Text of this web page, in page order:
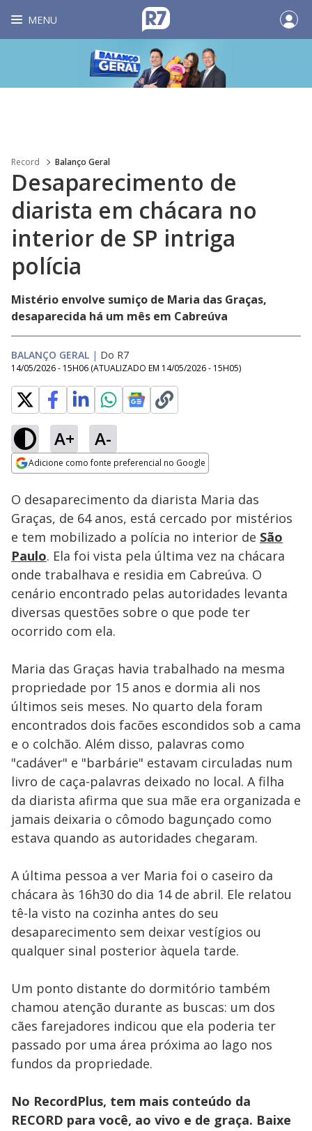
MENU
Record Balanço Geral
Desaparecimento de
diarista em chácara no
interior de SP intriga
polícia
Mistério envolve sumiço de Maria das Graças,
desaparecida há um mês em Cabreúva
BALANÇO GERAL | Do R7
14/05/2026 - 15H06 (ATUALIZADO EM 14/05/2026 - 15H05)
A+ A-
Adicione como fonte preferencial no Google
Músico transforma
dor em força para
criar a filha de um
ano após morte da
Ativar
Loaded :
16.52%
O desaparecimento da diarista Maria das
Graças, de 64 anos, está cercado por mistérios
e tem mobilizado a polícia no interior de São
Paulo. Ela foi vista pela última vez na chácara
onde trabalhava e residia em Cabreúva. O
cenário encontrado pelas autoridades levanta
diversas questões sobre o que pode ter
ocorrido com ela.
Maria das Graças havia trabalhado na mesma
propriedade por 15 anos e dormia ali nos
últimos seis meses. No quarto dela foram
encontrados dois facões escondidos sob a cama
e o colchão. Além disso, palavras como
"cadáver" e "barbárie" estavam circuladas num
livro de caça-palavras deixado no local. A filha
da diarista afirma que sua mãe era organizada e
jamais deixaria o cômodo bagunçado como
estava quando as autoridades chegaram.
A última pessoa a ver Maria foi o caseiro da
chácara às 16h30 do dia 14 de abril. Ele relatou
tê-la visto na cozinha antes do seu
desaparecimento sem deixar vestígios ou
qualquer sinal posterior àquela tarde.
Um ponto distante do dormitório também
chamou atenção durante as buscas: um dos
cães farejadores indicou que ela poderia ter
passado por uma área próxima ao lago nos
fundos da propriedade.
No RecordPlus, tem mais conteúdo da
RECORD para você, ao vivo e de graça. Baixe